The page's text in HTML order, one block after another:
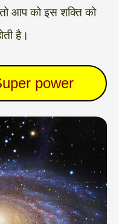
आप को इस शक्ति को
है।
power